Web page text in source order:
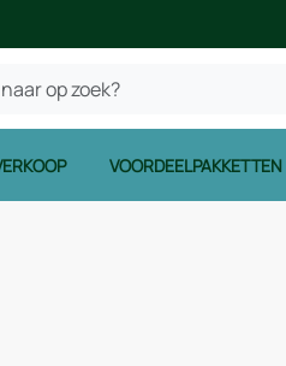
VOORDEELPAKKETTEN